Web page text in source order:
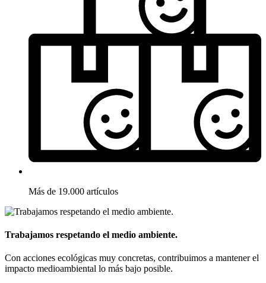
Más de 19.000 artículos
Trabajamos respetando el medio ambiente.
Con acciones ecológicas muy concretas, contribuimos a mantener el
impacto medioambiental lo más bajo posible.